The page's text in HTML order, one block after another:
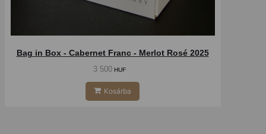
Bag in Box - Cabernet Franc - Merlot Rosé 2025
3 500 HUF
Kosárba